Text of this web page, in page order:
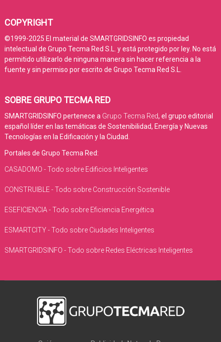
COPYRIGHT
©1999-2025 El material de SMARTGRIDSINFO es propiedad
intelectual de Grupo Tecma Red S.L. y está protegido por ley. No está
permitido utilizarlo de ninguna manera sin hacer referencia a la
fuente y sin permiso por escrito de Grupo Tecma Red S.L.
SOBRE GRUPO TECMA RED
SMARTGRIDSINFO pertenece a Grupo Tecma Red, el grupo editorial
español líder en las temáticas de Sostenibilidad, Energía y Nuevas
Tecnologías en la Edificación y la Ciudad.
Portales de Grupo Tecma Red:
CASADOMO - Todo sobre Edificios Inteligentes
CONSTRUIBLE - Todo sobre Construcción Sostenible
ESEFICIENCIA - Todo sobre Eficiencia Energética
ESMARTCITY - Todo sobre Ciudades Inteligentes
SMARTGRIDSINFO - Todo sobre Redes Eléctricas Inteligentes